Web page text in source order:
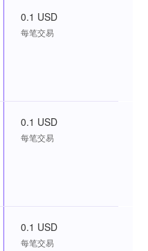
0.1 USD
每笔交易
0.1 USD
每笔交易
0.1 USD
每笔交易